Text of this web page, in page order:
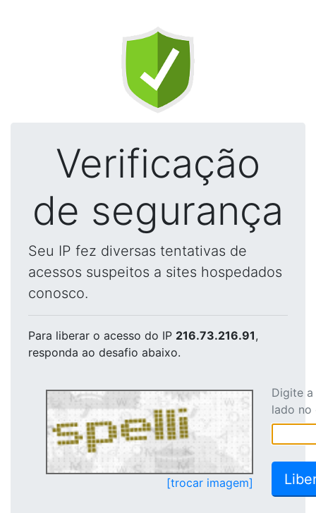
Verificação
de segurança
Seu IP fez diversas tentativas de
acessos suspeitos a sites hospedados
conosco.
Para liberar o acesso do IP 216.73.216.91,
responda ao desafio abaixo.
[trocar imagem]
Digite
lado no